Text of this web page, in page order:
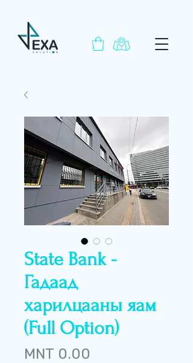
State Bank -
Гадаад
харилцааны яам
(Full Option)
MNT 0.00